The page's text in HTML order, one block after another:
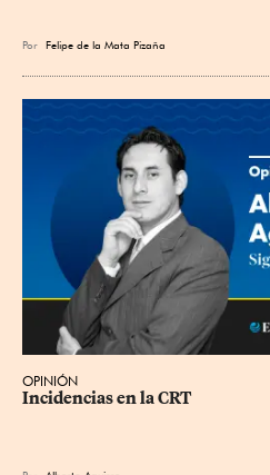
Por Felipe de la Mata Pizaña
OPINIÓN
Incidencias en la CRT